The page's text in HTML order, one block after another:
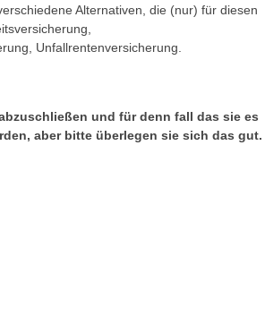
Alternativen, die (nur) für diesen
Unfallrentenversicherung.
und für denn fall das sie es
aber bitte überlegen sie sich das gut.